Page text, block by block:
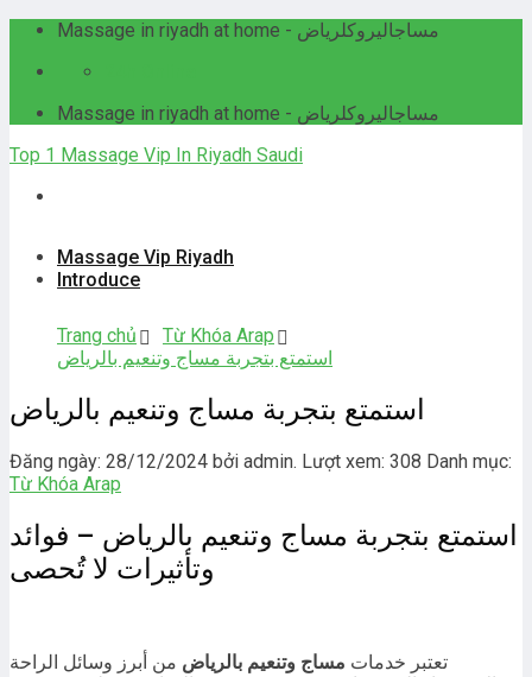
Skip
content
Massage in riyadh at home - مساجاليروكلرياض
Massage in riyadh at home - مساجاليروكلرياض
Top 1 Massage Vip In Riyadh Saudi
Massage Vip Riyadh
Introduce
Trang chủ
Từ Khóa Arap
استمتع بتجربة مساج وتنعيم بالرياض
استمتع بتجربة مساج وتنعيم بالرياض
Đăng ngày: 28/12/2024 bởi admin. Lượt xem: 308 Danh mục:
Từ Khóa Arap
استمتع بتجربة مساج وتنعيم بالرياض – فوائد
وتأثيرات لا تُحصى
تعتبر خدمات مساج وتنعيم بالرياض من أبرز وسائل الراحة